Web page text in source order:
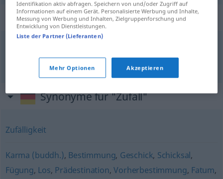
Beispielsätze für "Zufall"
hasard
Synonyme für "Zufall"
Zufälligkeit
Karma (buddh.), Bestimmung, Geschick, Schicksal,
Fügung, Los, Prädestination,Vorherbestimmung, Fatum,
Identifikation aktiv abfragen. Speichern von und/oder Zugriff auf
Informationen auf einem Gerät. Personalisierte Werbung und Inhalte,
Messung von Werbung und Inhalten, Zielgruppenforschung und
Entwicklung von Dienstleistungen.
Liste der Partner (Lieferanten)
Mehr Optionen Akzeptieren